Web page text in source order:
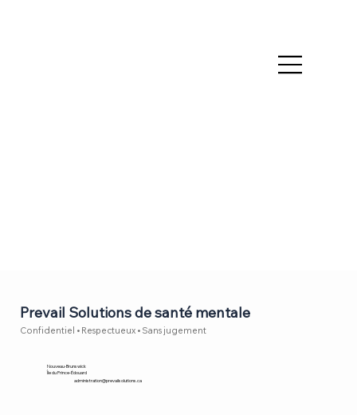
Prevail Solutions de santé mentale
Confidentiel • Respectueux • Sans jugement
Nouveau-Brunswick
Île du Prince-Édouard
administration@prevailsolutions.ca